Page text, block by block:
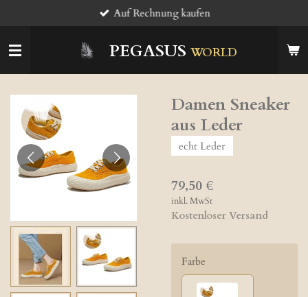
Hauptinhalt
springen
PEGASUS WORLD
Auf Rechnung kaufen
Damen Sneaker
aus Leder
echt Leder
79,50 €
inkl. MwSt
Kostenloser Versand
Farbe